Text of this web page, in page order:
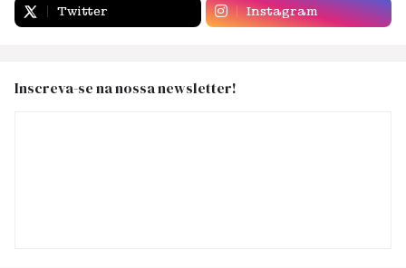
Twitter Instagram
Inscreva-se na nossa newsletter!